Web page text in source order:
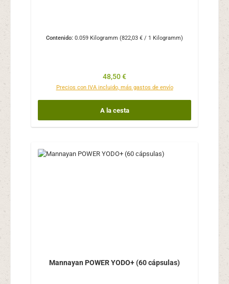
Contenido: 0.059 Kilogramm (822,03 € / 1 Kilogramm)
Precio normal:
48,50 €
Precios con IVA incluido, más gastos de envío
A la cesta
Mannayan POWER YODO+ (60 cápsulas)